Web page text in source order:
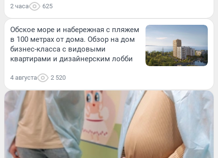
2 часа 625
Обское море и набережная с пляжем
в 100 метрах от дома. Обзор на дом
бизнес-класса с видовыми
квартирами и дизайнерским лобби
4 августа 2 520